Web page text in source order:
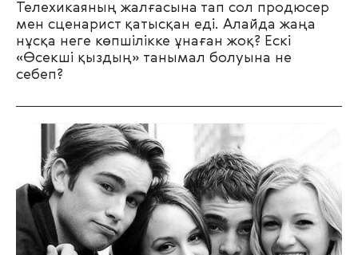
Телехикаяның жалғасына тап сол продюсер
мен сценарист қатысқан еді. Алайда жаңа
нұсқа неге көпшілікке ұнаған жоқ? Ескі
«Өсекші қыздың» танымал болуына не
себеп?